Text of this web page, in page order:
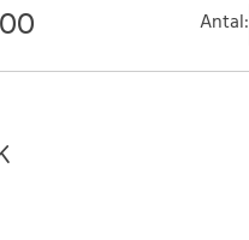
Antal: